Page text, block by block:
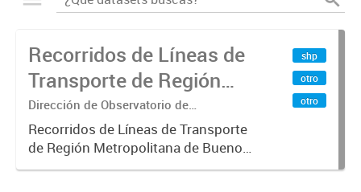
Recorridos de Líneas de
Transporte de Región
Metropolitana de
Buenos Aires (RMBA)
Dirección de Observatorio de
Transporte, Estudio y Sistemas
Recorridos de Líneas de Transporte
de Región Metropolitana de Buenos
Aires (RMBA).-
shp
otro
otro